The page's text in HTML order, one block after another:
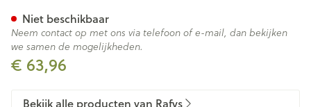
€ 63,96
Niet beschikbaar
Neem contact op met ons via telefoon of e-mail, dan bekijken
we samen de mogelijkheden.
Bekijk alle producten van Rafys